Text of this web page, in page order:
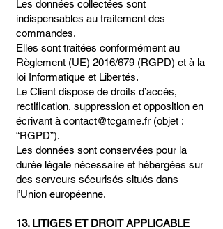
Les données collectées sont
indispensables au traitement des
commandes.
Elles sont traitées conformément au
Règlement (UE) 2016/679 (RGPD) et à la
loi Informatique et Libertés.
Le Client dispose de droits d’accès,
rectification, suppression et opposition en
écrivant à contact@tcgame.fr (objet :
“RGPD”).
Les données sont conservées pour la
durée légale nécessaire et hébergées sur
des serveurs sécurisés situés dans
l’Union européenne.
13. LITIGES ET DROIT APPLICABLE